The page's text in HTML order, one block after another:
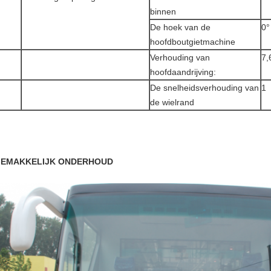
binnen
De hoek van de
hoofdboutgietmachine
0°
Verhouding van
hoofdaandrijving:
De snelheidsverhouding van
de wielrand
1
ONDERHOUD